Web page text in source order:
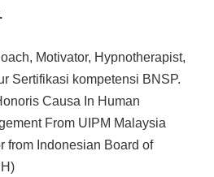
Motivator, Hypnotherapist,
Sertifikasi kompetensi BNSP.
Causa In Human
From UIPM Malaysia
from Indonesian Board of